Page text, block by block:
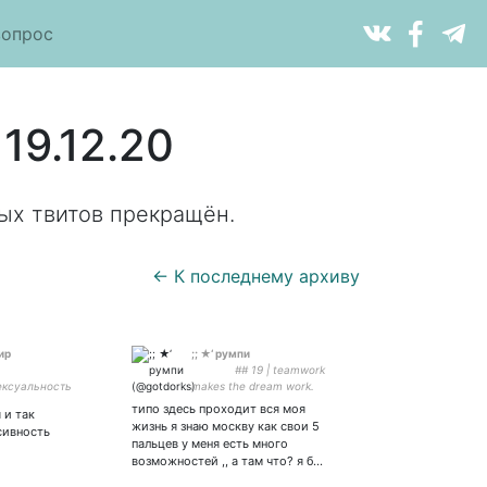
твитов прекращён.
← К последнему архиву
так
;; ★‘ румпи
⠀ ⠀ ⠀ ⠀ ## 19 | teamwork
makes the dream work.
типо здесь проходит вся моя
жизнь я знаю москву как свои 5
пальцев у меня есть много
возможностей ,, а там что? я б…